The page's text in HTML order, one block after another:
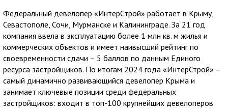
Федеральный девелопер «ИнтерСтрой» работает в Крыму,
Севастополе, Сочи, Мурманске и Калининграде. За 21 год
компания ввела в эксплуатацию более 1 млн кв. м жилья и
коммерческих объектов и имеет наивысший рейтинг по
своевременности сдачи – 5 баллов по данным Единого
ресурса застройщиков. По итогам 2024 года «ИнтерСтрой» –
самый динамично развивающийся девелопер Крыма и
занимает ключевые позиции среди федеральных
застройщиков: входит в топ-100 крупнейших девелоперов